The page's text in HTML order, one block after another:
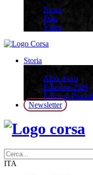
News
Foto
Video
Storia
Albo d’oro
Edizione 2026
Edizioni
Newsletter
ITA